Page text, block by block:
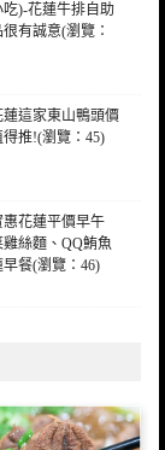
)-花蓮牛排自助
有誠意(瀏覽：
這家東山鴨頭價
推!(瀏覽：45)
花蓮平價早午
絲麵、QQ鮪魚
餐(瀏覽：46)